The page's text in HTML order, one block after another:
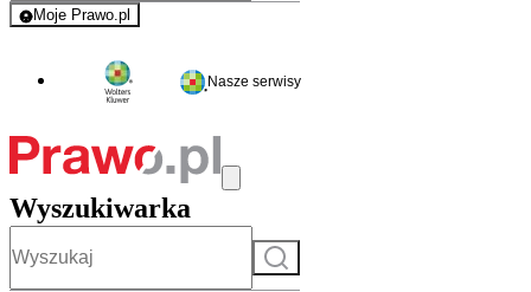
Moje Prawo.pl
- rejestracja i logowanie do serwisu
Nasze serwisy
Wyszukiwarka
Szukaj